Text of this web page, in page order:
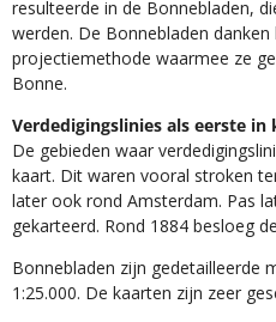
resulteerde in de Bonnebladen,
werden. De Bonnebladen
projectiemethode waarmee ze
Bonne.
Verdedigingslinies als eerste in
De gebieden waar
kaart. Dit waren vooral stroken
later ook rond Amsterdam. Pas
gekarteerd. Rond 1884 besloeg
Bonnebladen zijn gedetailleerde
1:25.000. De kaarten zijn zeer